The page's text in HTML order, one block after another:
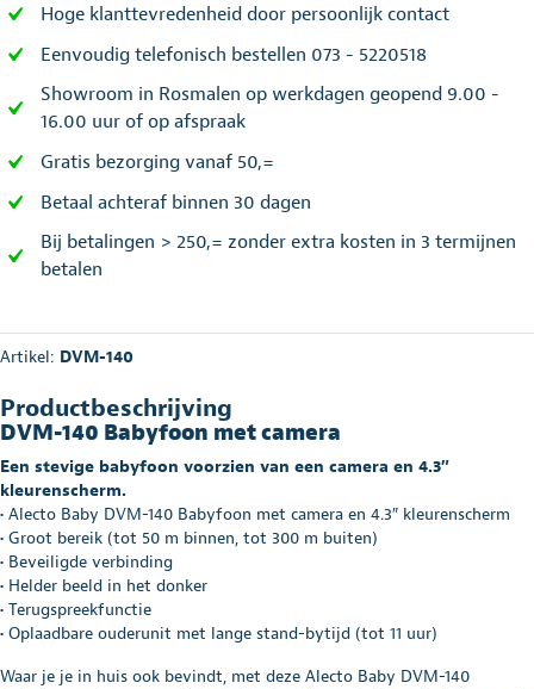
Hoge klanttevredenheid door persoonlijk contact
Eenvoudig telefonisch bestellen 073 - 5220518
Showroom in Rosmalen op werkdagen geopend 9.00 -
16.00 uur of op afspraak
Gratis bezorging vanaf 50,=
Betaal achteraf binnen 30 dagen
Bij betalingen > 250,= zonder extra kosten in 3 termijnen
betalen
Artikel: DVM-140
Productbeschrijving
DVM-140 Babyfoon met camera
Een stevige babyfoon voorzien van een camera en 4.3″
kleurenscherm.
• Alecto Baby DVM-140 Babyfoon met camera en 4.3″ kleurenscherm
• Groot bereik (tot 50 m binnen, tot 300 m buiten)
• Beveiligde verbinding
• Helder beeld in het donker
• Terugspreekfunctie
• Oplaadbare ouderunit met lange stand-bytijd (tot 11 uur)
Waar je je in huis ook bevindt, met deze Alecto Baby DVM-140